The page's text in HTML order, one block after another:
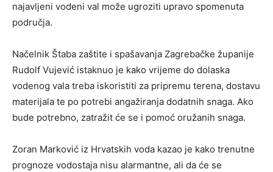
najavljeni vodeni val može ugroziti upravo spomenuta
područja.
Načelnik Štaba zaštite i spašavanja Zagrebačke županije
Rudolf Vujević istaknuo je kako vrijeme do dolaska
vodenog vala treba iskoristiti za pripremu terena, dostavu
materijala te po potrebi angažiranja dodatnih snaga. Ako
bude potrebno, zatražit će se i pomoć oružanih snaga.
Zoran Marković iz Hrvatskih voda kazao je kako trenutne
prognoze vodostaja nisu alarmantne, ali da će se